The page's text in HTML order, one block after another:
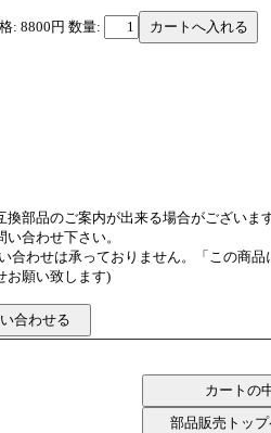
: 8800円 数量:
部品のご案内が出来る場合がございます
合わせ下さい。
合わせは承っておりません。「この商
お願い致します)